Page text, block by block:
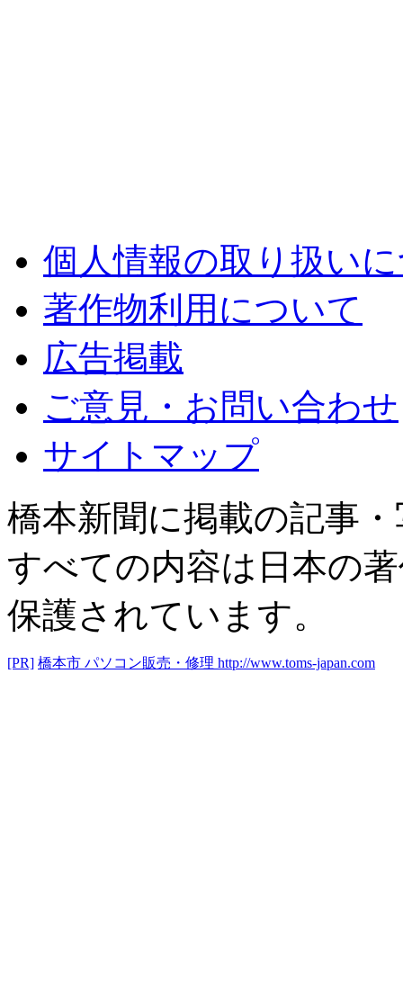
個人情報の取り扱い
著作物利用について
広告掲載
ご意見・お問い合わせ
サイトマップ
橋本新聞に掲載の記事
すべての内容は日本の
保護されています。
[PR] 橋本市 パソコン販売・修理 http://www.toms-japan.com